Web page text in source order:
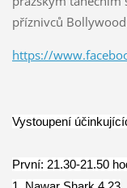
příznivců
https://
Vystoupení
První: 21.30-21.50